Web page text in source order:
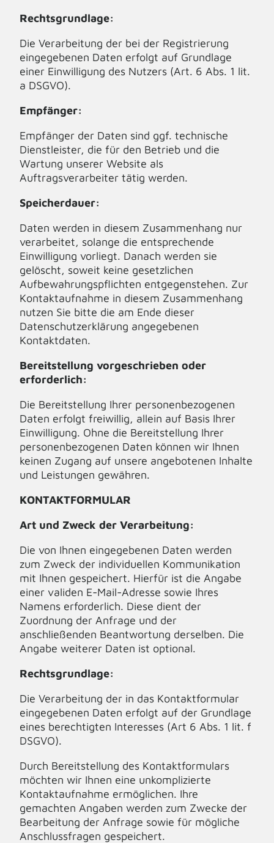
Rechtsgrundlage:
Die Verarbeitung der bei der Registrierung
eingegebenen Daten erfolgt auf Grundlage
einer Einwilligung des Nutzers (Art. 6 Abs. 1 lit.
a DSGVO).
Empfänger:
Empfänger der Daten sind ggf. technische
Dienstleister, die für den Betrieb und die
Wartung unserer Website als
Auftragsverarbeiter tätig werden.
Speicherdauer:
Daten werden in diesem Zusammenhang nur
verarbeitet, solange die entsprechende
Einwilligung vorliegt. Danach werden sie
gelöscht, soweit keine gesetzlichen
Aufbewahrungspflichten entgegenstehen. Zur
Kontaktaufnahme in diesem Zusammenhang
nutzen Sie bitte die am Ende dieser
Datenschutzerklärung angegebenen
Kontaktdaten.
Bereitstellung vorgeschrieben oder
erforderlich:
Die Bereitstellung Ihrer personenbezogenen
Daten erfolgt freiwillig, allein auf Basis Ihrer
Einwilligung. Ohne die Bereitstellung Ihrer
personenbezogenen Daten können wir Ihnen
keinen Zugang auf unsere angebotenen Inhalte
und Leistungen gewähren.
KONTAKTFORMULAR
Art und Zweck der Verarbeitung:
Die von Ihnen eingegebenen Daten werden
zum Zweck der individuellen Kommunikation
mit Ihnen gespeichert. Hierfür ist die Angabe
einer validen E-Mail-Adresse sowie Ihres
Namens erforderlich. Diese dient der
Zuordnung der Anfrage und der
anschließenden Beantwortung derselben. Die
Angabe weiterer Daten ist optional.
Rechtsgrundlage:
Die Verarbeitung der in das Kontaktformular
eingegebenen Daten erfolgt auf der Grundlage
eines berechtigten Interesses (Art 6 Abs. 1 lit. f
DSGVO).
Durch Bereitstellung des Kontaktformulars
möchten wir Ihnen eine unkomplizierte
Kontaktaufnahme ermöglichen. Ihre
gemachten Angaben werden zum Zwecke der
Bearbeitung der Anfrage sowie für mögliche
Anschlussfragen gespeichert.